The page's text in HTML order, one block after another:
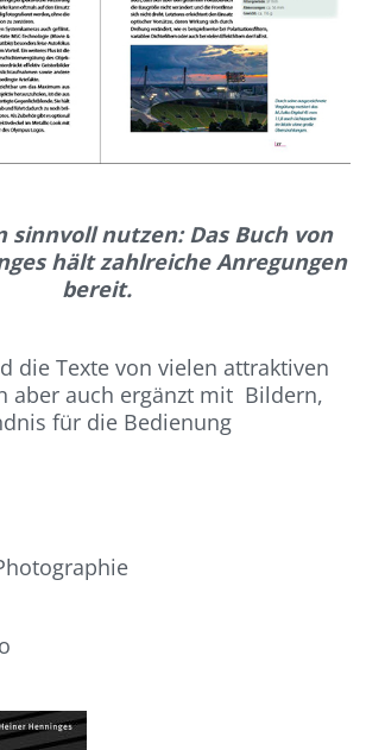
sinnvoll nutzen: Das Buch von
hält zahlreiche Anregungen
bereit.
die Texte von vielen attraktiven
aber auch ergänzt mit Bildern,
für die Bedienung